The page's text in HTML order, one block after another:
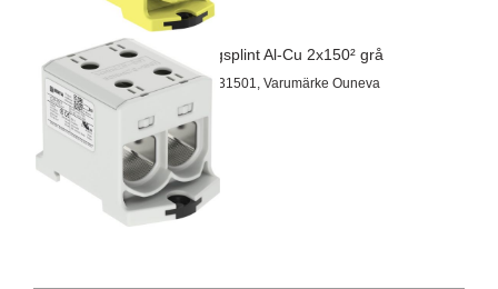
Kopplingsplint Al-Cu 2x150² grå
Artnr 26131501, Varumärke Ouneva